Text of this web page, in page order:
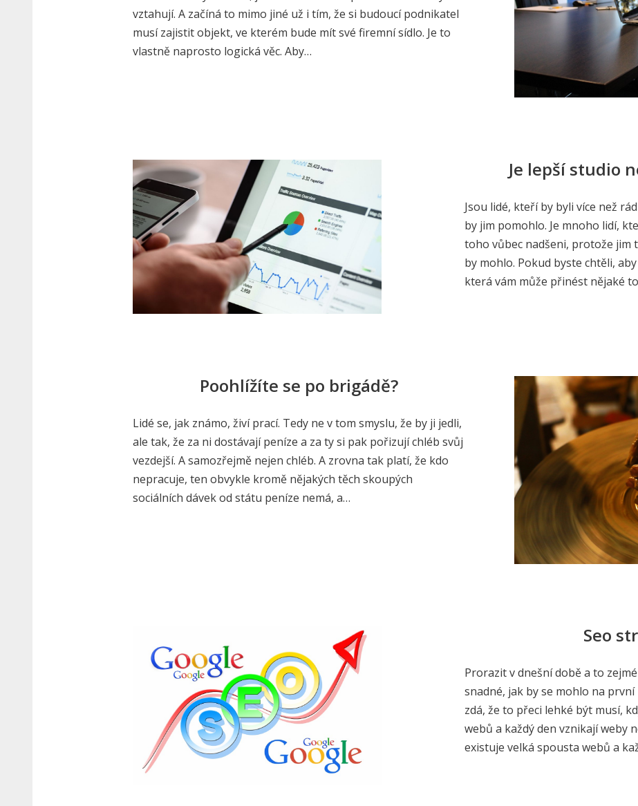
vztahují. A začíná to mimo jiné už i tím, že si budoucí podnikatel
musí zajistit objekt, ve kterém bude mít své firemní sídlo. Je to
vlastně naprosto logická věc. Aby…
Je lepší studio
Jsou lidé, kteří by byli více než
by jim pomohlo. Je mnoho lidí,
toho vůbec nadšeni, protože jim
by mohlo. Pokud byste chtěli,
která vám může přinést nějaké
Poohlížíte se po brigádě?
Lidé se, jak známo, živí prací. Tedy ne v tom smyslu, že by ji jedli,
ale tak, že za ni dostávají peníze a za ty si pak pořizují chléb svůj
vezdejší. A samozřejmě nejen chléb. A zrovna tak platí, že kdo
nepracuje, ten obvykle kromě nějakých těch skoupých
sociálních dávek od státu peníze nemá, a…
Seo
Prorazit v dnešní době a to
snadné, jak by se mohlo na
zdá, že to přeci lehké být musí,
webů a každý den vznikají weby
existuje velká spousta webů a